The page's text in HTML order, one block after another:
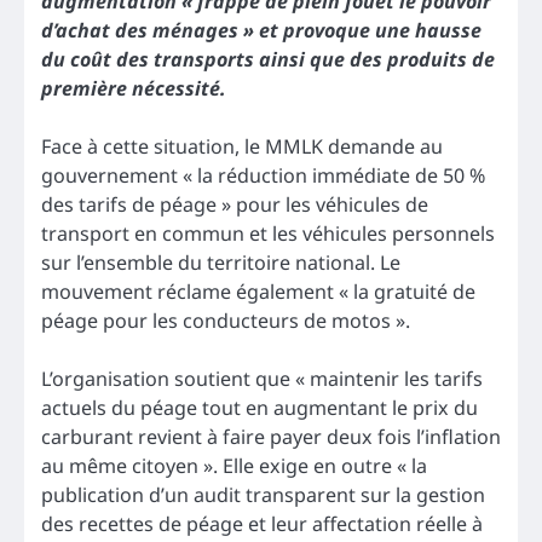
d’achat des ménages » et provoque une hausse
du coût des transports ainsi que des produits de
première nécessité.
Face à cette situation, le MMLK demande au
gouvernement « la réduction immédiate de 50 %
des tarifs de péage » pour les véhicules de
transport en commun et les véhicules personnels
sur l’ensemble du territoire national. Le
mouvement réclame également « la gratuité de
péage pour les conducteurs de motos ».
L’organisation soutient que « maintenir les tarifs
actuels du péage tout en augmentant le prix du
carburant revient à faire payer deux fois l’inflation
au même citoyen ». Elle exige en outre « la
publication d’un audit transparent sur la gestion
des recettes de péage et leur affectation réelle à